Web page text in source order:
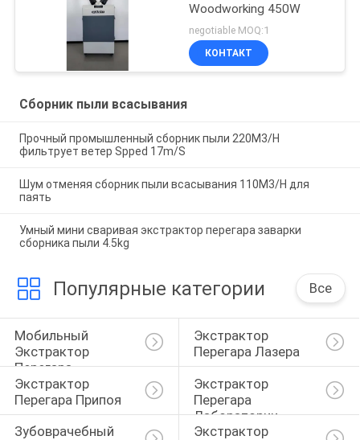
Woodworking 450W
negotiable MOQ:1
КОНТАКТ
Сборник пыли всасывания
Прочный промышленный сборник пыли 220M3/H
фильтрует ветер Spped 17m/S
Шум отменяя сборник пыли всасывания 110M3/H для
паять
Умный мини сваривая экстрактор перегара заварки
сборника пыли 4.5kg
Популярные категории Все
Мобильный
Экстрактор
Перегара
Экстрактор
Перегара Лазера
Экстрактор
Перегара Припоя
Экстрактор
Перегара
Лаборатории
Зубоврачебный
Экстрактор